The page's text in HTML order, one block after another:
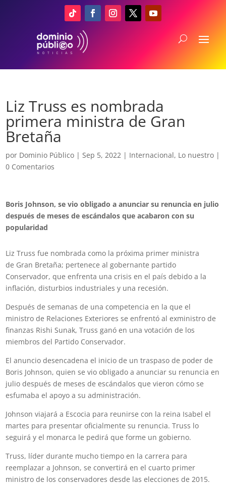
Liz Truss es nombrada
primera ministra de Gran
Bretaña
por Dominio Público |Sep 5, 2022 | Internacional, Lo nuestro |
0 Comentarios
Boris Johnson, se vio obligado a anunciar su renuncia en julio
después de meses de escándalos que acabaron con su
popularidad
Liz Truss fue nombrada como la próxima primer ministra
de Gran Bretaña; pertenece al gobernante partido
Conservador, que enfrenta una crisis en el país debido a la
inflación, disturbios industriales y una recesión.
Después de semanas de una competencia en la que el
ministro de Relaciones Exteriores se enfrentó al exministro de
finanzas Rishi Sunak, Truss ganó en una votación de los
miembros del Partido Conservador.
El anuncio desencadena el inicio de un traspaso de poder de
Boris Johnson, quien se vio obligado a anunciar su renuncia en
julio después de meses de escándalos que vieron cómo se
esfumaba el apoyo a su administración.
Johnson viajará a Escocia para reunirse con la reina Isabel el
martes para presentar oficialmente su renuncia. Truss lo
seguirá y el monarca le pedirá que forme un gobierno.
Truss, líder durante mucho tiempo en la carrera para
reemplazar a Johnson, se convertirá en el cuarto primer
ministro de los conservadores desde las elecciones de 2015.